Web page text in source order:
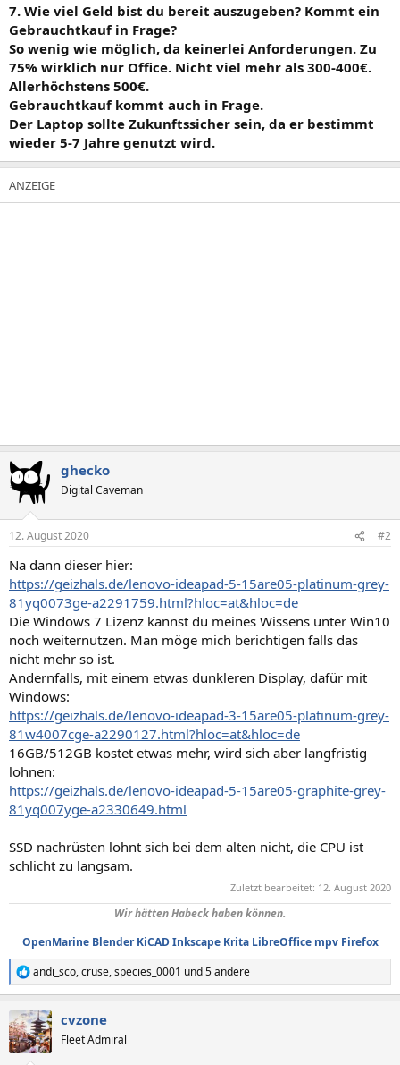
7. Wie viel Geld bist du bereit auszugeben? Kommt ein
Gebrauchtkauf in Frage?
So wenig wie möglich, da keinerlei Anforderungen. Zu
75% wirklich nur Office. Nicht viel mehr als 300-400€.
Allerhöchstens 500€.
Gebrauchtkauf kommt auch in Frage.
Der Laptop sollte Zukunftssicher sein, da er bestimmt
wieder 5-7 Jahre genutzt wird.
ghecko
Digital Caveman
12. August 2020 #2
Na dann dieser hier:
https://geizhals.de/lenovo-ideapad-5-15are05-platinum-grey-
81yq0073ge-a2291759.html?hloc=at&hloc=de
Die Windows 7 Lizenz kannst du meines Wissens unter Win10
noch weiternutzen. Man möge mich berichtigen falls das
nicht mehr so ist.
Andernfalls, mit einem etwas dunkleren Display, dafür mit
Windows:
https://geizhals.de/lenovo-ideapad-3-15are05-platinum-grey-
81w4007cge-a2290127.html?hloc=at&hloc=de
16GB/512GB kostet etwas mehr, wird sich aber langfristig
lohnen:
https://geizhals.de/lenovo-ideapad-5-15are05-graphite-grey-
81yq007yge-a2330649.html
SSD nachrüsten lohnt sich bei dem alten nicht, die CPU ist
schlicht zu langsam.
Zuletzt bearbeitet: 12. August 2020
Wir hätten Habeck haben können.
OpenMarine Blender KiCAD Inkscape Krita LibreOffice mpv Firefox
R
e
k
t
i
andi_sco,cruse,species_0001 und 5 andere
cvzone
Fleet Admiral